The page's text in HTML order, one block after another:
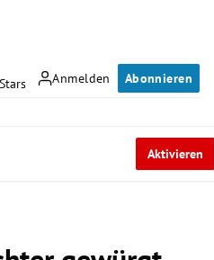
Anmelden Abonnieren
Stars
Aktivieren